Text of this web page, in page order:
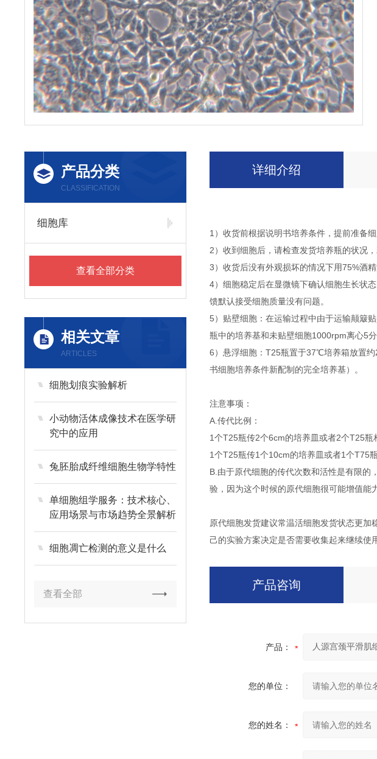
产品分类
CLASSIFICATION
细胞库
查看全部分类
相关文章
ARTICLES
细胞划痕实验解析
小动物活体成像技术在医学研
究中的应用
兔胚胎成纤维细胞生物学特性
单细胞组学服务：技术核心、
应用场景与市场趋势全景解析
细胞凋亡检测的意义是什么
查看全部
详细介绍
1）收货前根据说明书培养条件，提前准备细
2）收到细胞后，请检查发货培养瓶的状况
3）收货后没有外观损坏的情况下用75%酒
4）细胞稳定后在显微镜下确认细胞生长状
馈默认接受细胞质量没有问题。
5）贴壁细胞：在运输过程中由于运输颠簸
瓶中的培养基和未贴壁细胞1000rpm离心5
6）悬浮细胞：T25瓶置于37℃培养箱放置
书细胞培养条件新配制的完全培养基）。
注意事项：
A.传代比例：
1个T25瓶传2个6cm的培养皿或者2个T25瓶
1个T25瓶传1个10cm的培养皿或者1个T75
B.由于原代细胞的传代次数和活性是有限的
验，因为这个时候的原代细胞很可能增值能
原代细胞发货建议常温活细胞发货状态更
己的实验方案决定是否需要收集起来继续使
产品咨询
产品：
您的单位：
您的姓名：